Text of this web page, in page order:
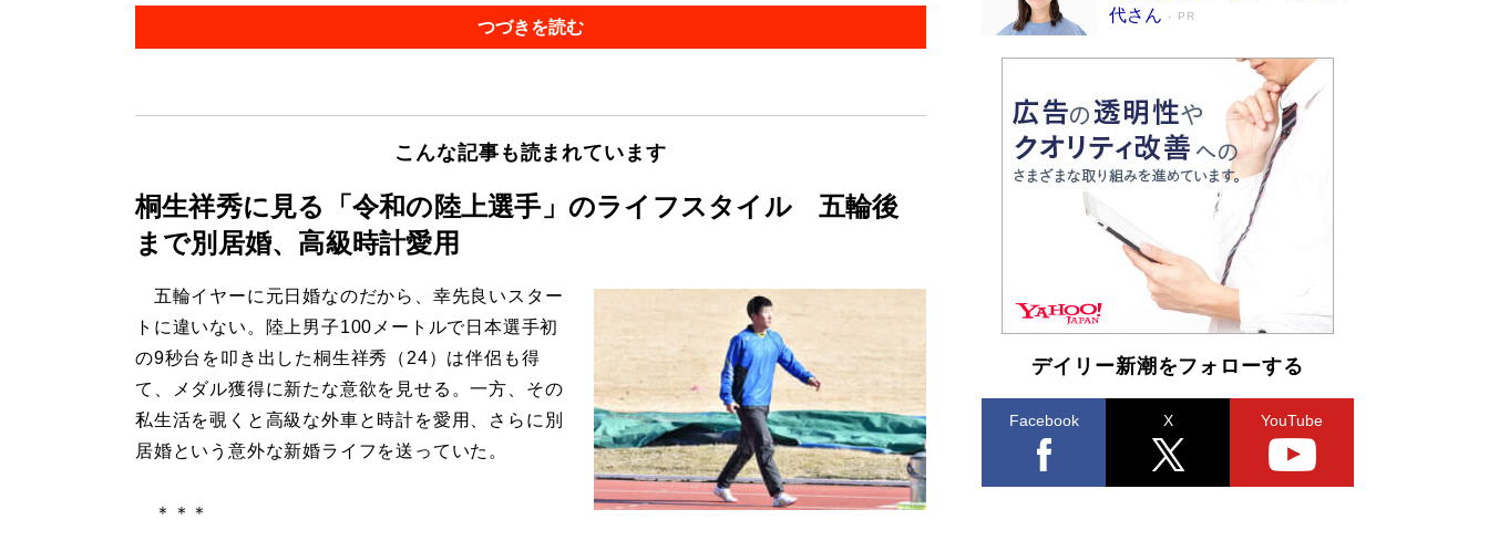
つづきを読む
こんな記事も読まれています
桐生祥秀に見る「令和の陸上選手」のライフスタイル 五輪後
まで別居婚、高級時計愛用
五輪イヤーに元日婚なのだから、幸先良いスター
トに違いない。陸上男子100メートルで日本選手初
の9秒台を叩き出した桐生祥秀（24）は伴侶も得
て、メダル獲得に新たな意欲を見せる。一方、その
私生活を覗くと高級な外車と時計を愛用、さらに別
居婚という意外な新婚ライフを送っていた。
＊＊＊
続けた“自責の念”とは…「自己憐憫は描きたくな
い」監督が徹底的にこだわったこと（後編） #
戦争の記憶
Book Bang
「叱って伸びるやつは、褒めたらもっと伸びる」
俳優・高嶋政伸が家族に教わった“人を育てるコ
ツ”…芸への考え方を明かす
Book Bang
東野圭吾、伊坂幸太郎の人気シリーズ最新作どち
らも文庫化 映画化された直木賞受賞作もランク
イン［文庫ベストセラー］
Book Bang
代さん
PR
デイリー新潮をフォローする
Facebook X YouTube